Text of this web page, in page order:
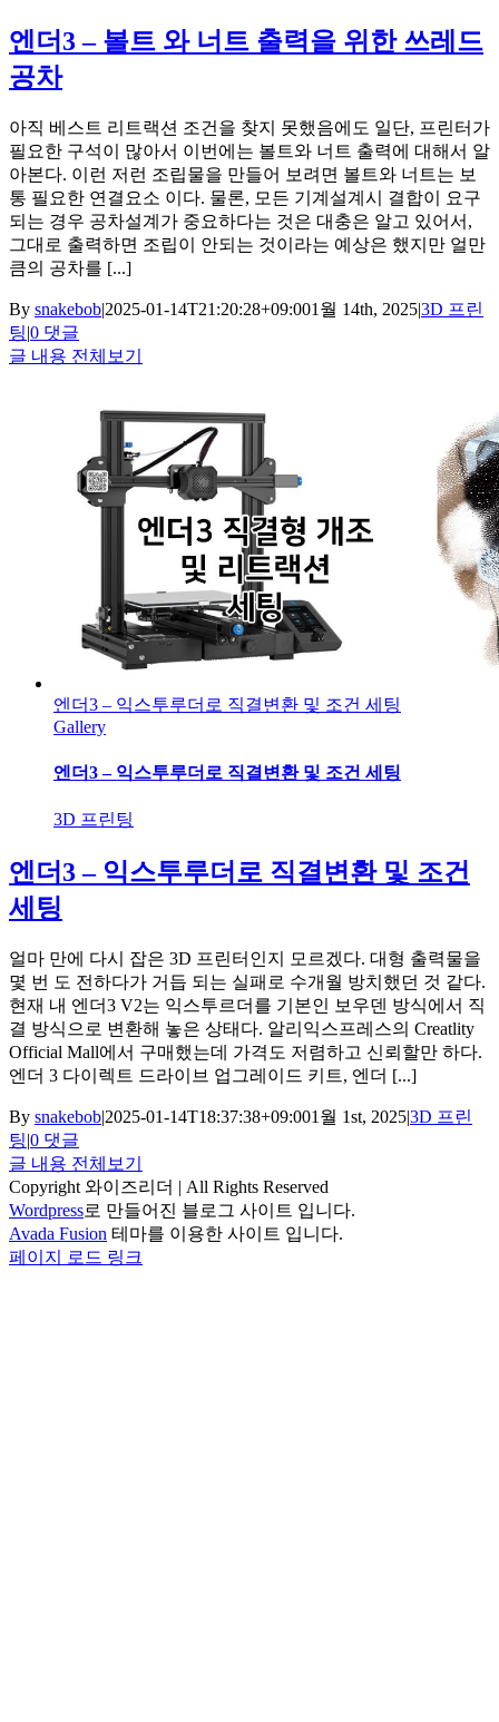
엔더3 – 볼트 와 너트 출력을 위한 쓰레드
공차
아직 베스트 리트랙션 조건을 찾지 못했음에도 일단, 프린터가
필요한 구석이 많아서 이번에는 볼트와 너트 출력에 대해서 알
아본다. 이런 저런 조립물을 만들어 보려면 볼트와 너트는 보
통 필요한 연결요소 이다. 물론, 모든 기계설계시 결합이 요구
되는 경우 공차설계가 중요하다는 것은 대충은 알고 있어서,
그대로 출력하면 조립이 안되는 것이라는 예상은 했지만 얼만
큼의 공차를 [...]
By snakebob|2025-01-14T21:20:28+09:001월 14th, 2025|3D 프린
팅|0 댓글
글 내용 전체보기
엔더3 – 익스투루더로 직결변환 및 조건 세팅
Gallery
엔더3 – 익스투루더로 직결변환 및 조건 세팅
3D 프린팅
엔더3 – 익스투루더로 직결변환 및 조건
세팅
얼마 만에 다시 잡은 3D 프린터인지 모르겠다. 대형 출력물을
몇 번 도 전하다가 거듭 되는 실패로 수개월 방치했던 것 같다.
현재 내 엔더3 V2는 익스투르더를 기본인 보우덴 방식에서 직
결 방식으로 변환해 놓은 상태다. 알리익스프레스의 Creatlity
Official Mall에서 구매했는데 가격도 저렴하고 신뢰할만 하다.
엔더 3 다이렉트 드라이브 업그레이드 키트, 엔더 [...]
By snakebob|2025-01-14T18:37:38+09:001월 1st, 2025|3D 프린
팅|0 댓글
글 내용 전체보기
Copyright 와이즈리더 | All Rights Reserved
Wordpress로 만들어진 블로그 사이트 입니다.
Avada Fusion 테마를 이용한 사이트 입니다.
Facebook
X
Instagram
Pinterest
페이지 로드 링크